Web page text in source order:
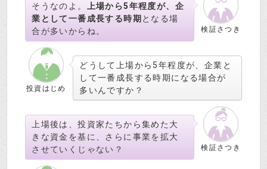
検証さつき
そうなのよ。
上場から5年程度が、企
業として一番成長する時期 となる場
合が多いからね。
投資はじめ
どうして上場から5年程度が、企業と
して一番成長する時期になる場合が
多いんですか？
検証さつき
上場後は、投資家たちから集めた大
きな資金を基に、さらに事業を拡大
させていくじゃない？